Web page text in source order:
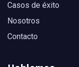
Casos de éxito
Nosotros
Contacto